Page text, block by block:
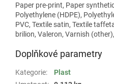
Paper pre-print, Paper
Polyethylene (HDPE),
PVC, Textile satin, Textile
brilion, Valeron, Varnish
Doplňkové parametry
Kategorie:
Plast